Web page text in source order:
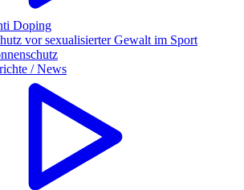
Doping
vor sexualisierter Gewalt im Sport
/ News